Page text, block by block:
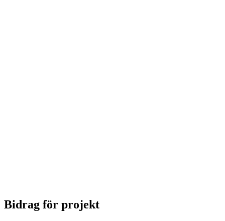
Bidrag för projekt